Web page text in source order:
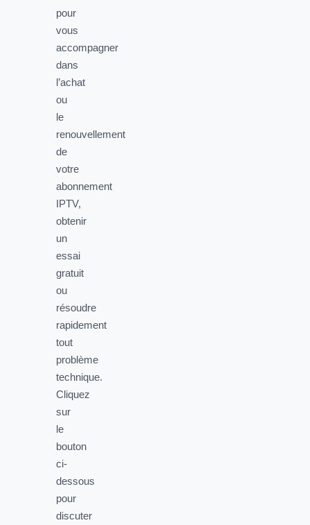
pour
vous
accompagner
dans
l’achat
ou
le
renouvellement
de
votre
abonnement
IPTV,
obtenir
un
essai
gratuit
ou
résoudre
rapidement
tout
problème
technique.
Cliquez
sur
le
bouton
ci-
dessous
pour
discuter